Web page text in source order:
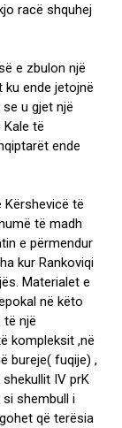
racë shquhej
e zbulon një
ende jetojnë
u gjet një
të
ende
Kërshevicë të
të madh
e përmendur
kur Rankoviqi
Materialet e
në këto
të një
kompleksit ,në
bureje( fuqije) ,
IV prK
shembull i
që terësia